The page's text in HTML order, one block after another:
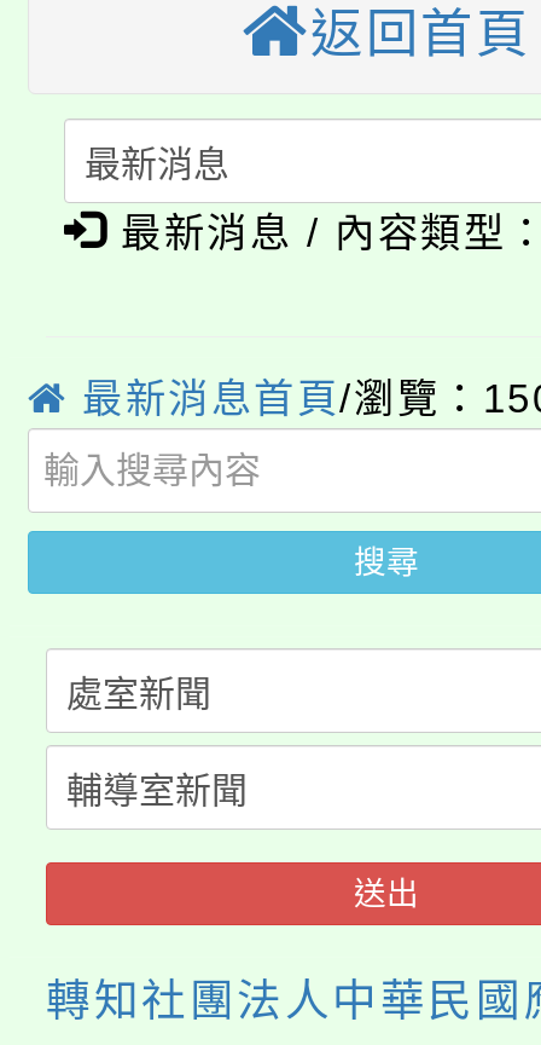
《TA101》溝通分析基
程，歡迎學生輔導中心
心理、諮商輔導、社會
系所師生報名參加。
轉知苗栗縣政府辦理
縣市「校園短影音徵選
門員」簡章及活動海報
踴躍報名參加。
桃園市115學年度學生
要點
「桃園市補助參觀特色
展演活動實施計畫」
淨零綠領人才培育課程
公告本校115學年度第
車」活動
桃園市115學年度學生
生本土語及新住民語歌
公告本校115學年度第
代理(課)教師甄選結果(
公告本校115學年度第
代理(課)教師甄選結果
轉知中國文化大學推廣
程，歡迎學生輔導中心
心理、諮商輔導、社會
系所師生報名參加。
縣市「校園短影音徵選
門員」簡章及活動海報
踴躍報名參加。
桃園市115學年度學生
要點
「桃園市補助參觀特色
展演活動實施計畫」
返回首頁
最新消息 / 內容類型
最新消息首頁/瀏覽：
搜尋
送出
轉知社團法人中華民國